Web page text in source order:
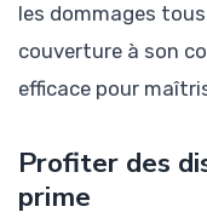
les dommages
couverture à son
efficace pour
Profiter des
prime